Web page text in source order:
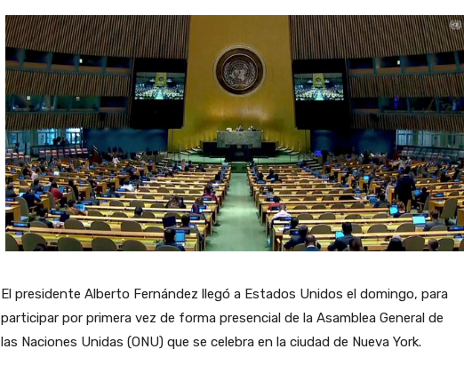
El presidente Alberto Fernández llegó a Estados Unidos el domingo, para
participar por primera vez de forma presencial de la Asamblea General de
las Naciones Unidas (ONU) que se celebra en la ciudad de Nueva York.